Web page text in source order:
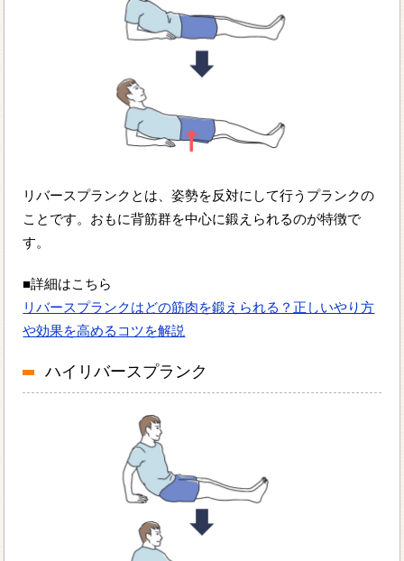
リバースプランクとは、姿勢を反対にして行うプランクの
ことです。おもに背筋群を中心に鍛えられるのが特徴で
す。
■詳細はこちら
リバースプランクはどの筋肉を鍛えられる？正しいやり方
や効果を高めるコツを解説
ハイリバースプランク